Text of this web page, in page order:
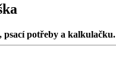
psací potřeby a kalkulačku.